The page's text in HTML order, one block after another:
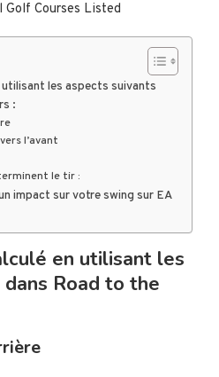
Courses Listed
les aspects suivants
:
l’avant
le tir :
impact sur votre swing sur EA
en utilisant les
Road to the